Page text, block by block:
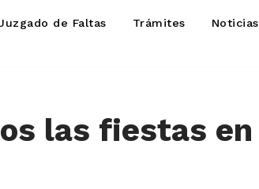
de Faltas Trámites Noticias
las fiestas en